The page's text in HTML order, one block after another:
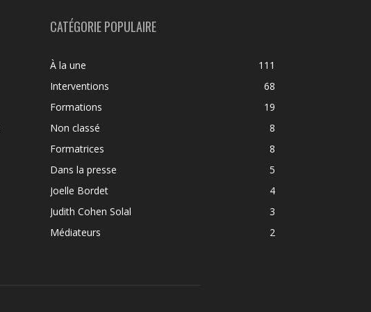
CATÉGORIE POPULAIRE
À la une
111
Interventions
68
Formations
19
Non classé
8
Formatrices
8
Dans la presse
5
Joelle Bordet
4
Judith Cohen Solal
3
Médiateurs
2